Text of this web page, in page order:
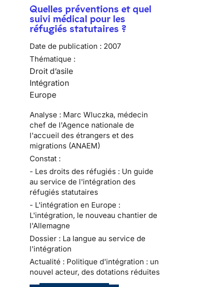
Quelles préventions et quel
suivi médical pour les
réfugiés statutaires ?
Date de publication : 2007
Thématique :
Droit d’asile
Intégration
Europe
Analyse : Marc Wluczka, médecin
chef de l'Agence nationale de
l'accueil des étrangers et des
migrations (ANAEM)
Constat :
- Les droits des réfugiés : Un guide
au service de l'intégration des
réfugiés statutaires
- L'intégration en Europe :
L'intégration, le nouveau chantier de
l'Allemagne
Dossier : La langue au service de
l'intégration
Actualité : Politique d'intégration : un
nouvel acteur, des dotations réduites